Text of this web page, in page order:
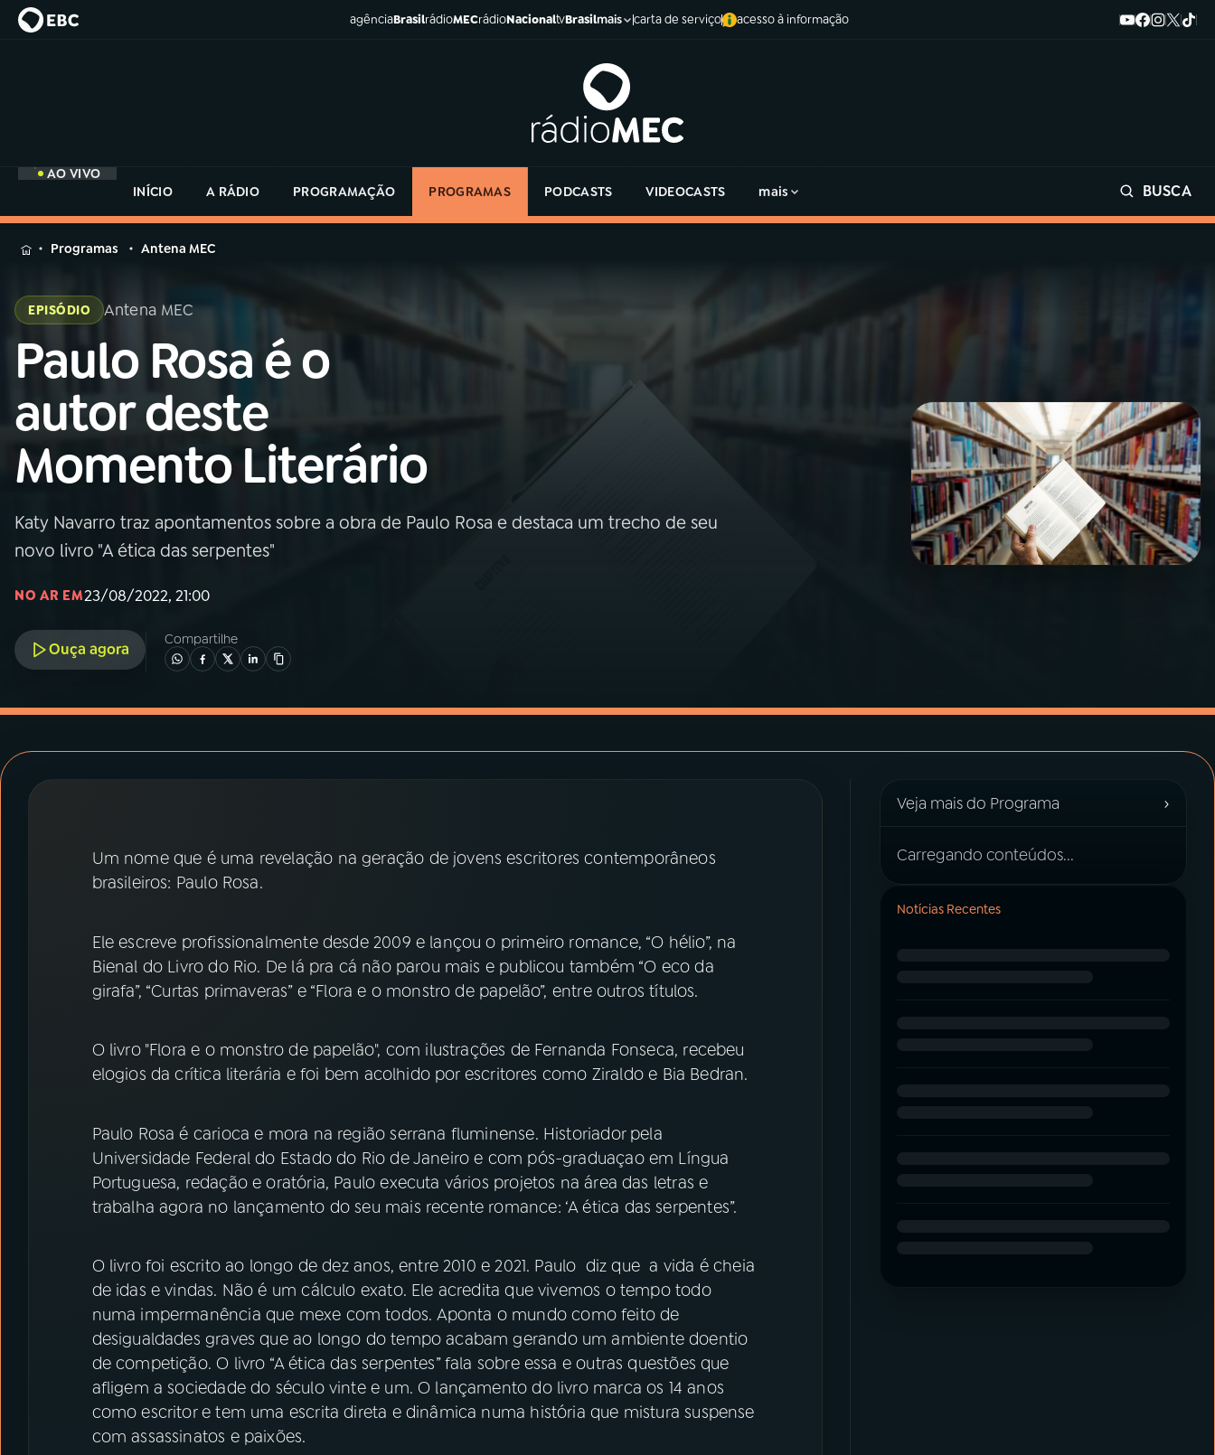
agênciaBrasilrádioMECrádioNacionaltvBrasilmais carta de serviço acesso à informação
AO VIVO
INÍCIO
A RÁDIO PROGRAMAÇÃO PROGRAMAS PODCASTS VIDEOCASTS mais BUSCA
MENU
Buscar
na
Rádio
MEC
01INÍCIO
02 A RÁDIO
04PROGRAMAS
06VIDEOCASTS
PRÊMIO RÁDIO MEC
ACOMPANHE A RÁDIO MEC
YouTube Facebook
na
Rádio
Programas Antena MEC
EPISÓDIO Antena MEC
Paulo Rosa é o
autor deste
Momento Literário
Katy Navarro traz apontamentos sobre a obra de Paulo Rosa e destaca um trecho de seu
novo livro "A ética das serpentes"
NO AR EM23/08/2022, 21:00
Ouça agora
Compartilhe
Um nome que é uma revelação na geração de jovens escritores contemporâneos
brasileiros: Paulo Rosa.
Ele escreve profissionalmente desde 2009 e lançou o primeiro romance, “O hélio”, na
Bienal do Livro do Rio. De lá pra cá não parou mais e publicou também “O eco da
girafa”, “Curtas primaveras” e “Flora e o monstro de papelão”, entre outros títulos.
O livro "Flora e o monstro de papelão", com ilustrações de Fernanda Fonseca, recebeu
elogios da crítica literária e foi bem acolhido por escritores como Ziraldo e Bia Bedran.
Paulo Rosa é carioca e mora na região serrana fluminense. Historiador pela
Universidade Federal do Estado do Rio de Janeiro e com pós-graduaçao em Língua
Portuguesa, redação e oratória, Paulo executa vários projetos na área das letras e
trabalha agora no lançamento do seu mais recente romance: ‘A ética das serpentes”.
O livro foi escrito ao longo de dez anos, entre 2010 e 2021. Paulo diz que a vida é cheia
de idas e vindas. Não é um cálculo exato. Ele acredita que vivemos o tempo todo
numa impermanência que mexe com todos. Aponta o mundo como feito de
desigualdades graves que ao longo do tempo acabam gerando um ambiente doentio
de competição. O livro “A ética das serpentes” fala sobre essa e outras questões que
afligem a sociedade do século vinte e um. O lançamento do livro marca os 14 anos
como escritor e tem uma escrita direta e dinâmica numa história que mistura suspense
com assassinatos e paixões.
Veja mais do Programa ›
Carregando conteúdos...
Notícias Recentes